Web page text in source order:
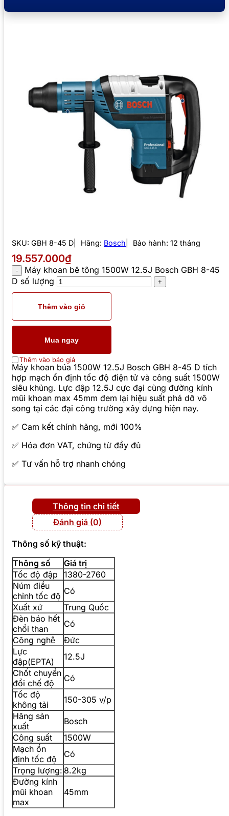
SKU: GBH 8-45 D Hãng: Bosch Bảo hành: 12 tháng
19.557.000₫
Máy khoan bê tông 1500W 12.5J Bosch GBH 8-45
D số lượng
Thêm vào giỏ
Mua ngay
Thêm vào báo giá
Máy khoan búa 1500W 12.5J Bosch GBH 8-45 D tích
hợp mạch ổn định tốc độ điện tử và công suất 1500W
siêu khủng. Lực đập 12.5J cực đại cùng đường kính
mũi khoan max 45mm đem lại hiệu suất phá dỡ vô
song tại các đại công trường xây dựng hiện nay.
✅ Cam kết chính hãng, mới 100%
✅ Hóa đơn VAT, chứng từ đầy đủ
✅ Tư vấn hỗ trợ nhanh chóng
Thông tin chi tiết
Đánh giá (0)
Thông số kỹ thuật:
Thông số
Giá trị
Tốc độ đập
1380-2760
Núm điều
chỉnh tốc độ Có
Xuất xứ
Trung Quốc
Đèn báo hết
chổi than
Có
Công nghệ
Đức
Lực
đập(EPTA)
12.5J
Chốt chuyển
đổi chế độ
Có
Tốc độ
không tải
150-305 v/p
Hãng sản
xuất
Bosch
Công suất
1500W
Mạch ổn
định tốc độ
Có
Trọng lượng: 8.2kg
Đường kính
mũi khoan
max
45mm